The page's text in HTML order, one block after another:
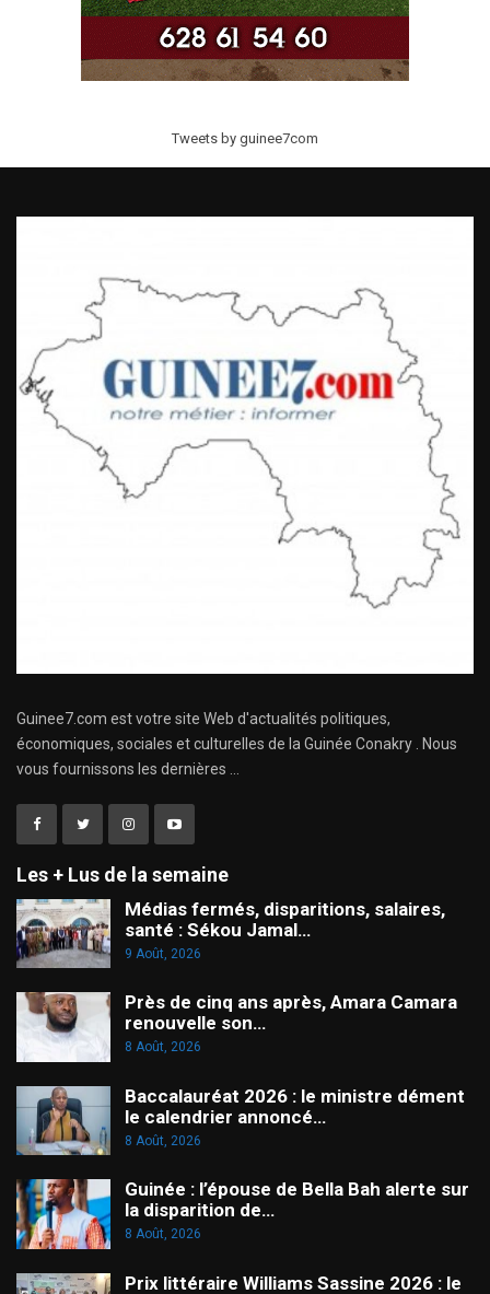
Tweets by guinee7com
Guinee7.com est votre site Web d'actualités politiques,
économiques, sociales et culturelles de la Guinée Conakry . Nous
vous fournissons les dernières ...
Les + Lus de la semaine
Médias fermés, disparitions, salaires,
santé : Sékou Jamal…
9 Août, 2026
Près de cinq ans après, Amara Camara
renouvelle son…
8 Août, 2026
Baccalauréat 2026 : le ministre dément
le calendrier annoncé…
8 Août, 2026
Guinée : l’épouse de Bella Bah alerte sur
la disparition de…
8 Août, 2026
Prix littéraire Williams Sassine 2026 : le